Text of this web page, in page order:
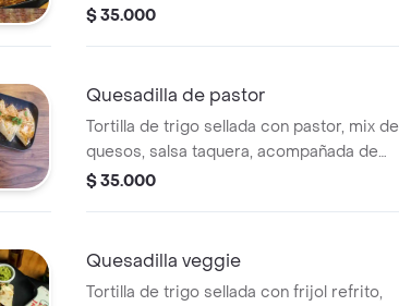
$ 35.000
Quesadilla de pastor
Tortilla de trigo sellada con pastor, mix de
quesos, salsa taquera, acompañada de
guacamole y sour cream.
$ 35.000
Quesadilla veggie
Tortilla de trigo sellada con frijol refrito,